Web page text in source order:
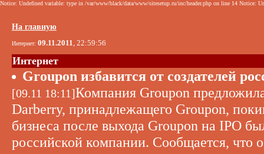
Notice: Undefined variable: type in /var/www/black/data/www/sitesetup.ru/inc/header.php on line 14 Notice:
На главную
Интернет: 09.11.2011, 22:59:56
Интернет
Groupon избавится от создателей
[09.11 18:11]Компания Groupon
Darberry, принадлежащего Groupon,
бизнеса после выхода Groupon на IPO
российской компании. Сообщается, что